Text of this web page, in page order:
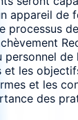
appareil de
processus
personnel de
les
et les
des